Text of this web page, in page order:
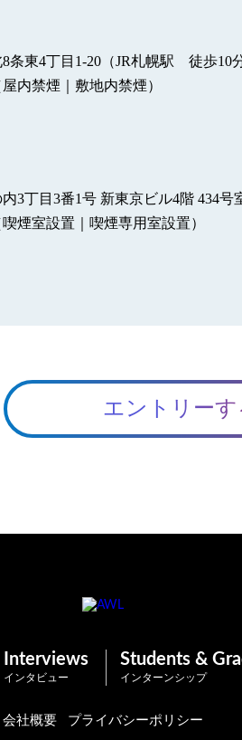
東4丁目1-20（JR札幌駅 徒歩10分
内禁煙｜敷地内禁煙）
3丁目3番1号 新東京ビル4階 434号
煙室設置｜喫煙専用室設置）
エントリーす
Interviews
インタビュー
Students &
インターンシップ
会社概要 プライバシーポリシー